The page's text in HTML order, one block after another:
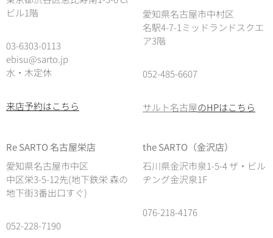
ビル1階
03-6303-0113
ebisu@sarto.jp
水・木定休
来店予約はこちら
愛知県名古屋市中村区
名駅4-7-1ミッドランドスクエ
ア3階
052-485-6607
サルト名古屋のHPはこちら
Re SARTO 名古屋栄店
愛知県名古屋市中区
中区栄3-5-12先(地下鉄栄 森の
地下街3番出口すぐ)
052-228-7190
the SARTO（金沢店）
石川県金沢市泉1-5-4 ザ・ビル
ヂング金沢泉1F
076-218-4176